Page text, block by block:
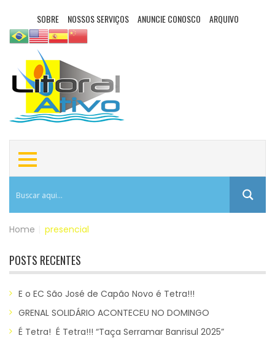
SOBRE NOSSOS SERVIÇOS ANUNCIE CONOSCO ARQUIVO
Home presencial
POSTS RECENTES
E o EC São José de Capão Novo é Tetra!!!
GRENAL SOLIDÁRIO ACONTECEU NO DOMINGO
É Tetra! É Tetra!!! “Taça Serramar Banrisul 2025”